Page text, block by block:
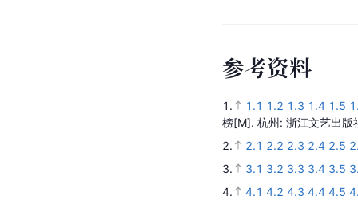
参考资料
1. 1.1 1.2 1.3 1.4 1.5
榜[M]. 杭州: 浙江文艺出
2.
2.1 2.2 2.3 2.4 2.5
3.
3.1 3.2 3.3 3.4 3.5
4.
4.1 4.2 4.3 4.4 4.5